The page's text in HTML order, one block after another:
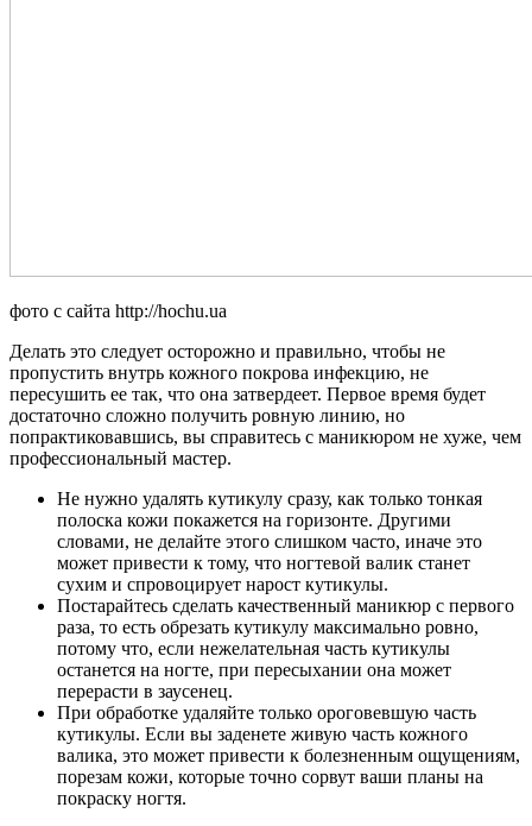
фото с сайта http://hochu.ua
Делать это следует осторожно и правильно, чтобы не
пропустить внутрь кожного покрова инфекцию, не
пересушить ее так, что она затвердеет. Первое время будет
достаточно сложно получить ровную линию, но
попрактиковавшись, вы справитесь с маникюром не хуже, чем
профессиональный мастер.
Не нужно удалять кутикулу сразу, как только тонкая
полоска кожи покажется на горизонте. Другими
словами, не делайте этого слишком часто, иначе это
может привести к тому, что ногтевой валик станет
сухим и спровоцирует нарост кутикулы.
Постарайтесь сделать качественный маникюр с первого
раза, то есть обрезать кутикулу максимально ровно,
потому что, если нежелательная часть кутикулы
останется на ногте, при пересыхании она может
перерасти в заусенец.
При обработке удаляйте только ороговевшую часть
кутикулы. Если вы заденете живую часть кожного
валика, это может привести к болезненным ощущениям,
порезам кожи, которые точно сорвут ваши планы на
покраску ногтя.